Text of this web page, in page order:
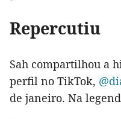
Repercutiu
Sah compartilhou a
perfil no TikTok,
de janeiro. Na